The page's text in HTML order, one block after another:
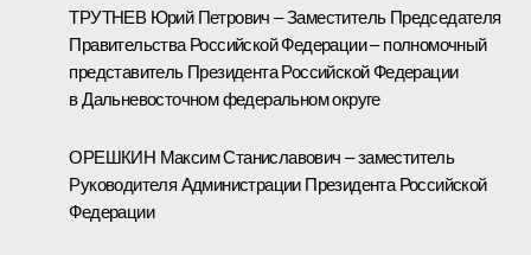
ТРУТНЕВ Юрий Петрович – Заместитель Председателя
Правительства Российской Федерации – полномочный
представитель Президента Российской Федерации
в Дальневосточном федеральном округе
ОРЕШКИН Максим Станиславович – заместитель
Руководителя Администрации Президента Российской
Федерации